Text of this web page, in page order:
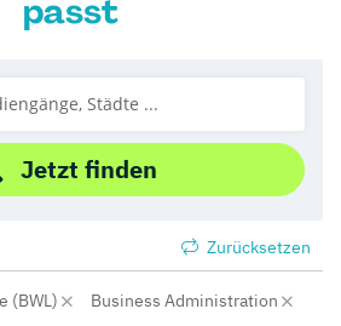
passt
Jetzt finden
Zurücksetzen
(BWL)
Business Administration